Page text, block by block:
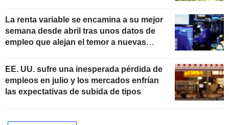
La renta variable se encamina a su mejor
semana desde abril tras unos datos de
empleo que alejan el temor a nuevas
EE. UU. sufre una inesperada pérdida de
empleos en julio y los mercados enfrían
las expectativas de subida de tipos